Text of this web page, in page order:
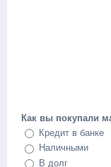
Как вы покупали
Кредит в банке
Наличными
В долг